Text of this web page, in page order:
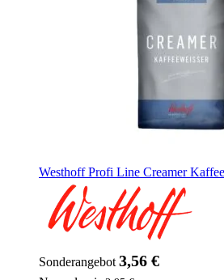
Westhoff Profi Line Creamer
Sonderangebot 3,56 €